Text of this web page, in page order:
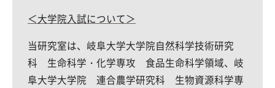
＜大学院入試について＞
当研究室は、岐阜大学大学院自然科学技術研究
科 生命科学・化学専攻 食品生命科学領域、岐
阜大学大学院 連合農学研究科 生物資源科学専